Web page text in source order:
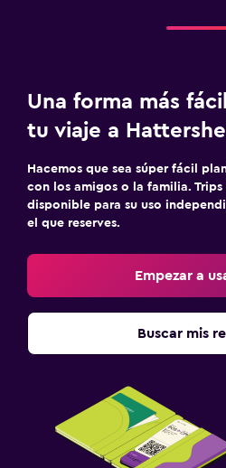
Una forma más
tu viaje a
Hacemos que sea súper fácil
con los amigos o la familia. Trips
disponible para su uso
el que reserves.
Empezar a
Buscar mis